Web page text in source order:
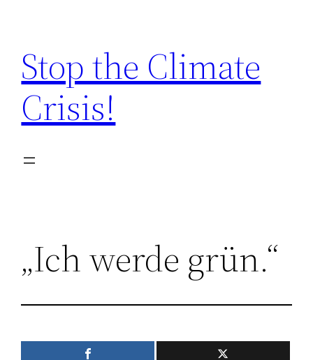
springen
Stop the Climate
Crisis!
„Ich werde grün.“